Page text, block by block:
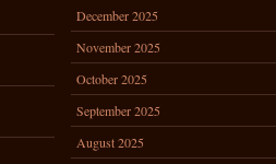
December 2025
November 2025
October 2025
September 2025
August 2025